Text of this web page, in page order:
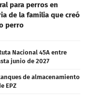
para perros en
de la familia que creó
perro
Nacional 45A entre
junio de 2027
de almacenamiento
EPZ